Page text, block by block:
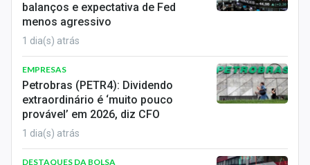
balanços e expectativa de Fed
menos agressivo
1 dia(s) atrás
EMPRESAS
Petrobras (PETR4): Dividendo
extraordinário é ‘muito pouco
provável’ em 2026, diz CFO
1 dia(s) atrás
DESTAQUES DA BOLSA